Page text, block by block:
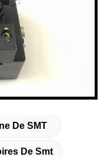
De SMT
De Smt